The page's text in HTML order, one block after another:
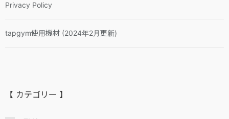
Privacy Policy
tapgym使用機材 (2024年2月更新)
【 カテゴリー 】